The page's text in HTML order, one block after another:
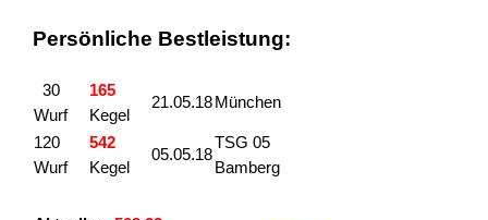
Persönliche Bestleistung:
30
Wurf
165
Kegel
21.05.18München
120
Wurf
542
Kegel
05.05.18
TSG 05
Bamberg